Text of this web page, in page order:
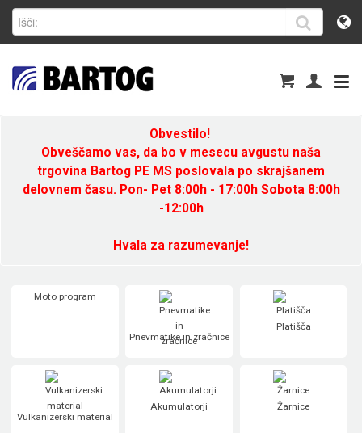
Obvestilo!
Obveščamo vas, da bo v mesecu avgustu naša
trgovina Bartog PE MS poslovala po skrajšanem
delovnem času. Pon- Pet 8:00h - 17:00h Sobota 8:00h
-12:00h
Hvala za razumevanje!
Moto program
Pnevmatike in zračnice
Platišča
Vulkanizerski material
Akumulatorji Žarnice